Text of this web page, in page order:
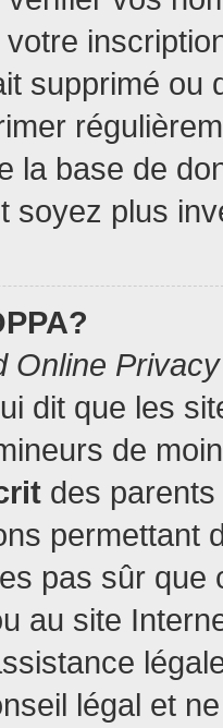
supprimé
la base de
soyez plus
Online
dit que les
de
des parents
permettant
pas sûr
au site
légal et